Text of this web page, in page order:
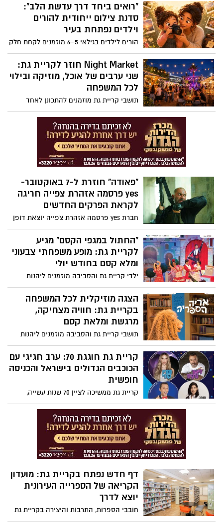
להשתתף בכנס ייחודי שיעסוק בנושאי הנקה,
בריאות והורות, ויעניק כלים מקצועיים לצד
חוויה מהנה ומעשירה.
"רואים ביחד דרך עדשת הלב":
סדנת צילום ייחודית להורים
וילדים נפתחת בעיר
הורים לילדים בגילאי 5–6 מוזמנים לקחת חלק
בסדנת צילום חווייתית ומרגשת, שתעניק זמן
איכות משותף ותאפשר לחזק את הקשר בין
הורה לילד באמצעות עולם הצילום.
Night Market חוזר לקריית גת:
שני ערבים של אוכל, מוזיקה ובילוי
לכל המשפחה
תושבי קריית גת מוזמנים להתכונן לאחד
מאירועי הקיץ המרכזיים בעיר: ה־Night
Market חוזר לספורטק כרמי גת ויתקיים
במשך שני ערבים חגיגיים, בימים רביעי
וחמישי, 8–9 ביולי, בין השעות 19:00 ל־23:00.
"פאודה" חוזרת ל-7 באוקטובר-
yes פרסמה אזהרת צפייה חריגה
לקראת הפרקים החדשים
חברת yes פרסמה אזהרת צפייה יוצאת דופן
לקראת שידור הפרקים השביעי והשמיני של
העונה החמישית של סדרת הלהיט "פאודה",
בשל תכנים המתארים ומשחזרים את אירועי 7
באוקטובר ועלולים להיות קשים לצפייה עבור
חלק מהצופים.
"החתול במגפי הקסם" מגיע
לקריית גת: מופע משפחתי צבעוני
ומלא קסם בחודש יולי
ילדי קריית גת והסביבה מוזמנים ליהנות
מחוויה תיאטרלית סוחפת במיוחד עם ההצגה
המצליחה "החתול במגפי הקסם", שתעלה על
2026.
הצגה מוזיקלית לכל המשפחה
בקריית גת: חוויה מצחיקה,
מרגשת ומלאת קסם
תושבי קריית גת והסביבה מוזמנים ליהנות
אחר הצהריים מיוחד לכל המשפחה עם הצגה
מוזיקלית סוחפת, המשלבת הומור, מוזיקה,
מסרים ערכיים והרבה הפתעות בדרך.
קריית גת חוגגת 70: ערב חגיגי עם
הכוכבים הגדולים בישראל והכניסה
חופשית
קריית גת ממשיכה לציין 70 שנות עשייה,
צמיחה והתפתחות עם אירוע חגיגי ומיוחד
שייערך בפארק פ"ז ויאגד על במה אחת את
מיטב האמנים בישראל, לצד טקס יקירי העיר
לשנת 2026 ושלל פעילויות לכל המשפחה.
דף חדש נפתח בקריית גת: מועדון
הקריאה של הספרייה העירונית
יוצא לדרך
חובבי הספרות, התרבות והיצירה בקריית גת
מוזמנים לקחת חלק ביוזמה חדשה ומסקרנת: